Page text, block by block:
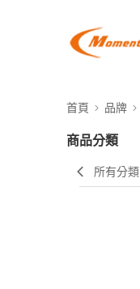
首頁 品牌
商品分類
所有分類